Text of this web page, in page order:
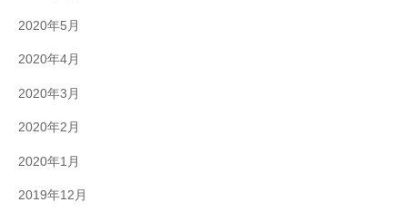
2020年5月
2020年4月
2020年3月
2020年2月
2020年1月
2019年12月